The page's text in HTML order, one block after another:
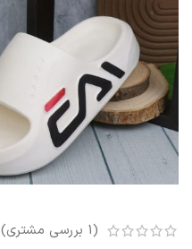
(
1 بررسی مشتری)